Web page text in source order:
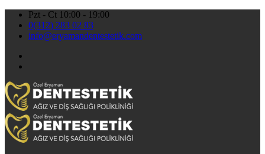
Pzt - Ct 10:00 - 19:00
0(312) 283 02 83
info@eryamandentestetik.com